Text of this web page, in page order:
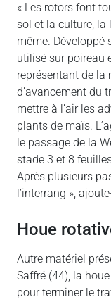
« Les rotors font
sol et la culture, la
même. Développé
utilisé sur poireau
représentant de la
d’avancement du
mettre à l’air les
plants de maïs.
le passage de la
stade 3 et 8
Après plusieurs
l’interrang »,
Houe
Autre matériel
Saffré (44), la
pour terminer le